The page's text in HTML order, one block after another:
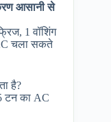
आसानी से
1 वॉशिंग
चला सकते
है?
टन का AC